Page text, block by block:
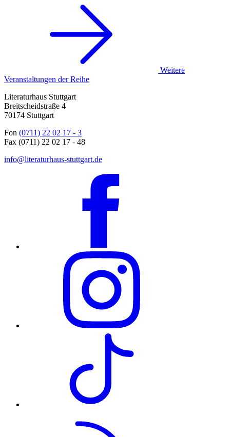
Weitere
Veranstaltungen der Reihe
Literaturhaus Stuttgart
Breitscheidstraße 4
70174 Stuttgart
Fon (0711) 22 02 17 - 3
Fax (0711) 22 02 17 - 48
info@literaturhaus-stuttgart.de